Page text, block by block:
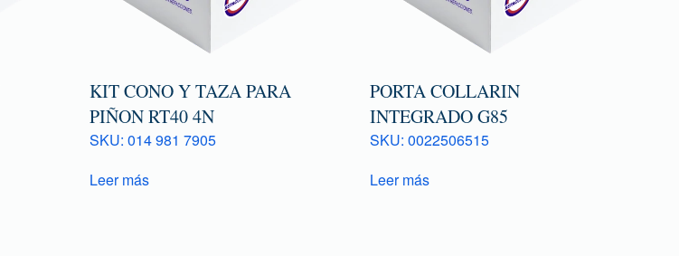
KIT CONO Y TAZA PARA
PIÑON RT40 4N
SKU: 014 981 7905
Leer más
PORTA COLLARIN
INTEGRADO G85
SKU: 0022506515
Leer más